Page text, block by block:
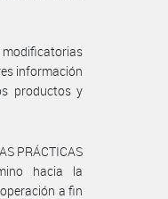
información
productos y
PRÁCTICAS
hacia la
a fin